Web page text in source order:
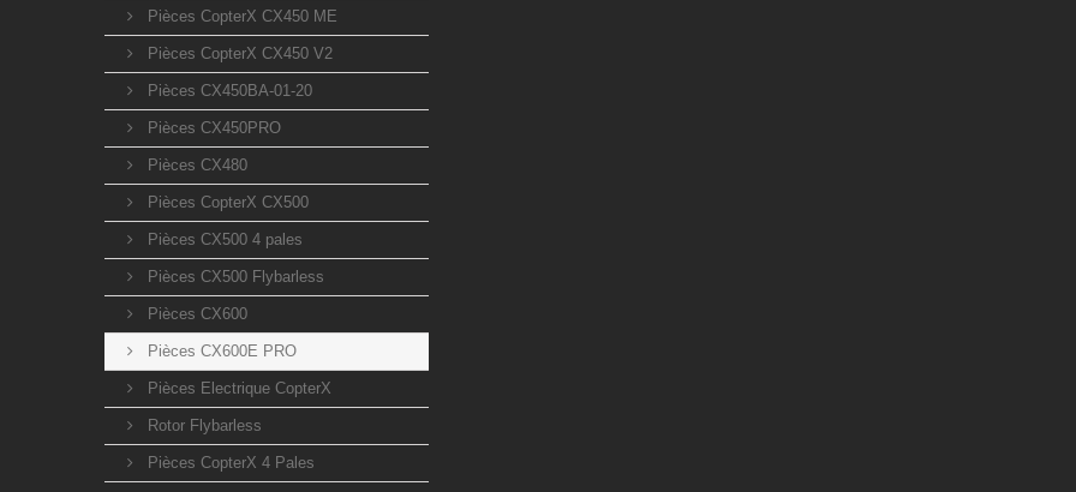
Pièces CopterX CX450 ME
Pièces CopterX CX450 V2
Pièces CX450BA-01-20
Pièces CX450PRO
Pièces CX480
Pièces CopterX CX500
Pièces CX500 4 pales
Pièces CX500 Flybarless
Pièces CX600
Pièces CX600E PRO
Pièces Electrique CopterX
Rotor Flybarless
Pièces CopterX 4 Pales